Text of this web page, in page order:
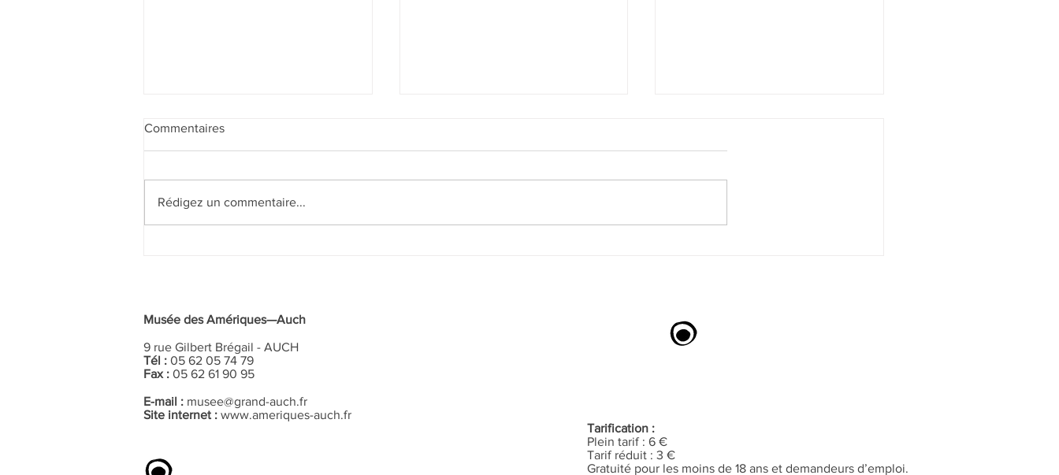
Commentaires
Rédigez un commentaire...
Musée des Amériques—Auch
9 rue Gilbert Brégail - AUCH
Tél : 05 62 05 74 79
Fax : 05 62 61 90 95
E-mail : musee@grand-auch.fr
Site internet : www.ameriques-auch.fr
Tarification :
Plein tarif : 6 €
Tarif réduit : 3 €
Gratuité pour les moins de 18 ans et demandeurs d’emploi.